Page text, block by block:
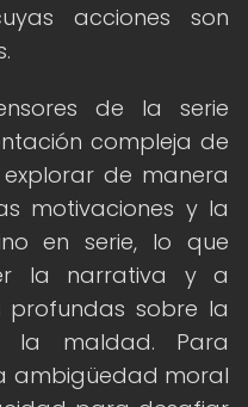
acciones son
de la serie
compleja de
de manera
motivaciones y la
en serie, lo que
la narrativa y a
profundas sobre la
la maldad. Para
ambigüedad moral